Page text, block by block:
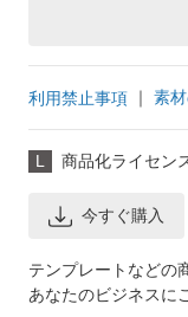
利用禁止事項 ｜ 素
L 商品化ライセン
今すぐ購入
テンプレートなどの
あなたのビジネスに